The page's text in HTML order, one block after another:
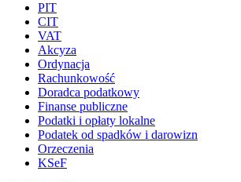
PIT
CIT
VAT
Akcyza
Ordynacja
Rachunkowość
Doradca podatkowy
Finanse publiczne
Podatki i opłaty lokalne
Podatek od spadków i darowizn
Orzeczenia
KSeF